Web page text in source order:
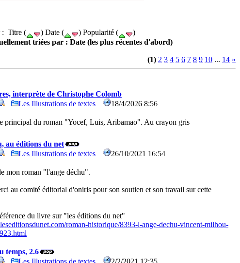
: Titre ( ) Date ( ) Popularité (
)
triées par : Date (les plus récentes d'abord)
(1) 2 3 4 5 6 7 8 9 10 ... 14 »
interprète de Christophe Colomb
Les Illustrations de textes
18/4/2026 8:56
principal du roman "Yocef, Luis, Aribamao". Au crayon gris
au éditions du net
Les Illustrations de textes
26/10/2021 16:54
mon roman "l'ange déchu".
au comité éditorial d'oniris pour son soutien et son travail sur cette
du livre sur "les éditions du net"
roman-historique/8393-l-ange-dechu-vincent-milhou-
temps, 2.6
Les Illustrations de textes
2/2/2021 12:35